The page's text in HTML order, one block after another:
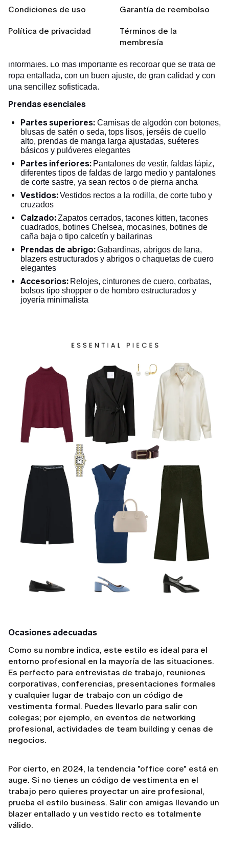
Condiciones de uso Garantía de reembolso
Política de privacidad
Términos de la
membresía
impecable y refinada, sino también cómoda en el
Por eso, los códigos de vestimenta profesional se
informales. Lo más importante es recordar que se trata de
ropa entallada, con un buen ajuste, de gran calidad y con
una sencillez sofisticada.
Prendas esenciales
Partes superiores: Camisas de algodón con botones,
blusas de satén o seda, tops lisos, jerséis de cuello
alto, prendas de manga larga ajustadas, suéteres
básicos y pulóveres elegantes
Partes inferiores: Pantalones de vestir, faldas lápiz,
diferentes tipos de faldas de largo medio y pantalones
de corte sastre, ya sean rectos o de pierna ancha
Vestidos:Vestidos rectos a la rodilla, de corte tubo y
cruzados
Calzado:Zapatos cerrados, tacones kitten, tacones
cuadrados, botines Chelsea, mocasines, botines de
caña baja o tipo calcetín y bailarinas
Prendas de abrigo:Gabardinas, abrigos de lana,
blazers estructurados y abrigos o chaquetas de cuero
elegantes
Accesorios: Relojes, cinturones de cuero, corbatas,
bolsos tipo shopper o de hombro estructurados y
joyería minimalista
Ocasiones adecuadas
Como su nombre indica, este estilo es ideal para el
entorno profesional en la mayoría de las situaciones.
Es perfecto para entrevistas de trabajo, reuniones
corporativas, conferencias, presentaciones formales
y cualquier lugar de trabajo con un código de
vestimenta formal. Puedes llevarlo para salir con
colegas; por ejemplo, en eventos de networking
profesional, actividades de team building y cenas de
negocios.
Por cierto, en 2024, la tendencia "office core" está en
auge. Si no tienes un código de vestimenta en el
trabajo pero quieres proyectar un aire profesional,
prueba el estilo business. Salir con amigas llevando un
blazer entallado y un vestido recto es totalmente
válido.